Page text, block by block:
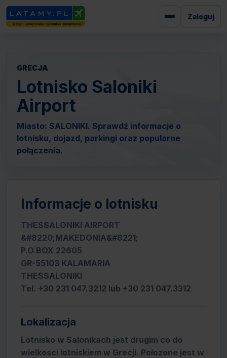
Zaloguj
GRECJA
Lotnisko Saloniki
Airport
Miasto: SALONIKI. Sprawdź informacje o
lotnisku, dojazd, parkingi oraz popularne
połączenia.
Informacje o lotnisku
THESSALONIKI AIRPORT
&#8220;MAKEDONIA&#8221;
P.O.BOX 22605
GR-55103 KALAMARIA
THESSALONIKI
Tel. +30 231 047.3212 lub +30 231 047.3312
Lokalizacja
Lotnisko w Salonikach jest drugim co do
wielkosci lotniskiem w Grecji. Połozone jest w